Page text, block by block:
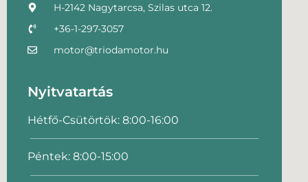
H-2142 Nagytarcsa, Szilas utca 12.
+36-1-297-3057
motor@triodamotor.hu
Nyitvatartás
Hétfő-Csütörtök: 8:00-16:00
Péntek: 8:00-15:00